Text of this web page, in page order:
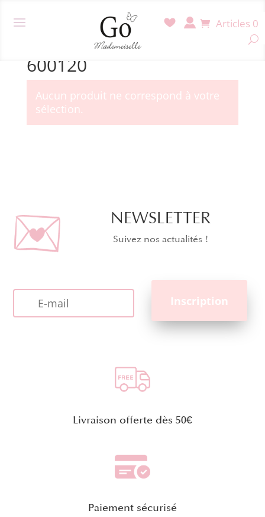
Articles 0
/ Produit Référence / 600120
600120
Aucun produit ne correspond à votre
sélection.
NEWSLETTER
Suivez nos actualités !
Livraison offerte dès 50€
Paiement sécurisé